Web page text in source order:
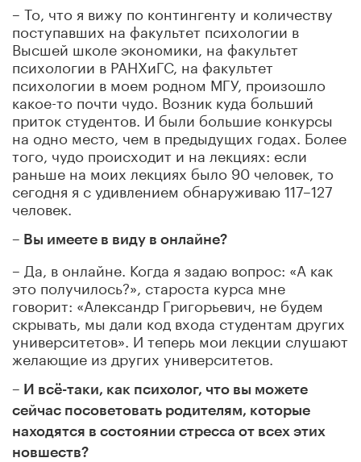
– То, что я вижу по контингенту и количеству
поступавших на факультет психологии в
Высшей школе экономики, на факультет
психологии в РАНХиГС, на факультет
психологии в моем родном МГУ, произошло
какое-то почти чудо. Возник куда больший
приток студентов. И были большие конкурсы
на одно место, чем в предыдущих годах. Более
того, чудо происходит и на лекциях: если
раньше на моих лекциях было 90 человек, то
сегодня я с удивлением обнаруживаю 117–127
человек.
– Вы имеете в виду в онлайне?
– Да, в онлайне. Когда я задаю вопрос: «А как
это получилось?», староста курса мне
говорит: «Александр Григорьевич, не будем
скрывать, мы дали код входа студентам других
университетов». И теперь мои лекции слушают
желающие из других университетов.
– И всё-таки, как психолог, что вы можете
сейчас посоветовать родителям, которые
находятся в состоянии стресса от всех этих
новшеств?